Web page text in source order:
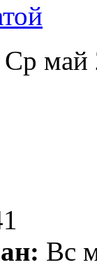
Ср май
Вс